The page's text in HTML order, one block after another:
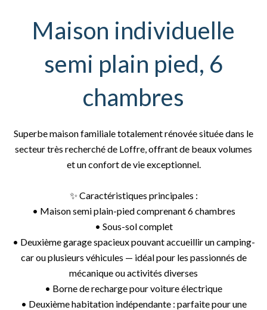
Maison individuelle
semi plain pied, 6
chambres
Superbe maison familiale totalement rénovée située dans le
secteur très recherché de Loffre, offrant de beaux volumes
et un confort de vie exceptionnel.
✨ Caractéristiques principales :
• Maison semi plain-pied comprenant 6 chambres
• Sous-sol complet
• Deuxième garage spacieux pouvant accueillir un camping-
car ou plusieurs véhicules — idéal pour les passionnés de
mécanique ou activités diverses
• Borne de recharge pour voiture électrique
• Deuxième habitation indépendante : parfaite pour une